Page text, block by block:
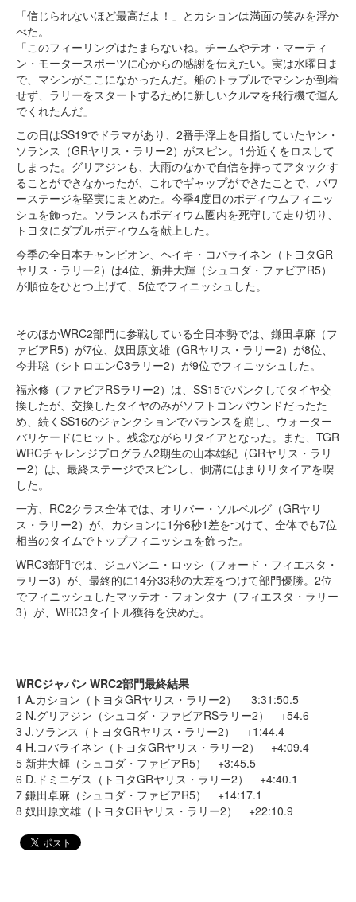
「信じられないほど最高だよ！」とカションは満面の笑みを浮か
べた。
「このフィーリングはたまらないね。チームやテオ・マーティ
ン・モータースポーツに心からの感謝を伝えたい。実は水曜日ま
で、マシンがここになかったんだ。船のトラブルでマシンが到着
せず、ラリーをスタートするために新しいクルマを飛行機で運ん
でくれたんだ」
この日はSS19でドラマがあり、2番手浮上を目指していたヤン・
ソランス（GRヤリス・ラリー2）がスピン。1分近くをロスして
しまった。グリアジンも、大雨のなかで自信を持ってアタックす
ることができなかったが、これでギャップができたことで、パワ
ーステージを堅実にまとめた。今季4度目のポディウムフィニッ
シュを飾った。ソランスもポディウム圏内を死守して走り切り、
トヨタにダブルポディウムを献上した。
今季の全日本チャンピオン、ヘイキ・コバライネン（トヨタGR
ヤリス・ラリー2）は4位、新井大輝（シュコダ・ファビアR5）
が順位をひとつ上げて、5位でフィニッシュした。
そのほかWRC2部門に参戦している全日本勢では、鎌田卓麻（フ
ァビアR5）が7位、奴田原文雄（GRヤリス・ラリー2）が8位、
今井聡（シトロエンC3ラリー2）が9位でフィニッシュした。
福永修（ファビアRSラリー2）は、SS15でパンクしてタイヤ交
換したが、交換したタイヤのみがソフトコンパウンドだったた
め、続くSS16のジャンクションでバランスを崩し、ウォーター
バリケードにヒット。残念ながらリタイアとなった。また、TGR
WRCチャレンジプログラム2期生の山本雄紀（GRヤリス・ラリ
ー2）は、最終ステージでスピンし、側溝にはまりリタイアを喫
した。
一方、RC2クラス全体では、オリバー・ソルベルグ（GRヤリ
ス・ラリー2）が、カションに1分6秒1差をつけて、全体でも7位
相当のタイムでトップフィニッシュを飾った。
WRC3部門では、ジュバンニ・ロッシ（フォード・フィエスタ・
ラリー3）が、最終的に14分33秒の大差をつけて部門優勝。2位
でフィニッシュしたマッテオ・フォンタナ（フィエスタ・ラリー
3）が、WRC3タイトル獲得を決めた。
WRCジャパン WRC2部門最終結果
1 A.カション（トヨタGRヤリス・ラリー2） 3:31:50.5
2 N.グリアジン（シュコダ・ファビアRSラリー2） +54.6
3 J.ソランス（トヨタGRヤリス・ラリー2） +1:44.4
4 H.コバライネン（トヨタGRヤリス・ラリー2） +4:09.4
5 新井大輝（シュコダ・ファビアR5） +3:45.5
6 D.ドミニゲス（トヨタGRヤリス・ラリー2） +4:40.1
7 鎌田卓麻（シュコダ・ファビアR5） +14:17.1
8 奴田原文雄（トヨタGRヤリス・ラリー2） +22:10.9